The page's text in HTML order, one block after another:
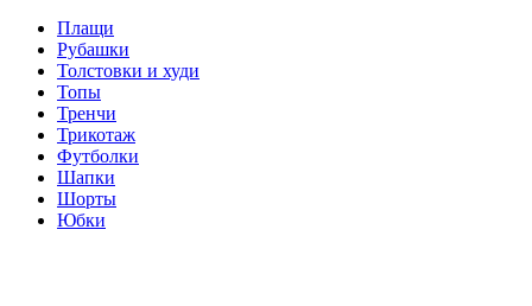
Плащи
Рубашки
Толстовки и худи
Топы
Тренчи
Трикотаж
Футболки
Шапки
Шорты
Юбки